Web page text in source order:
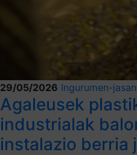
29/05/2026 Ingurumen-
Agaleusek
industrialak
instalazio berria